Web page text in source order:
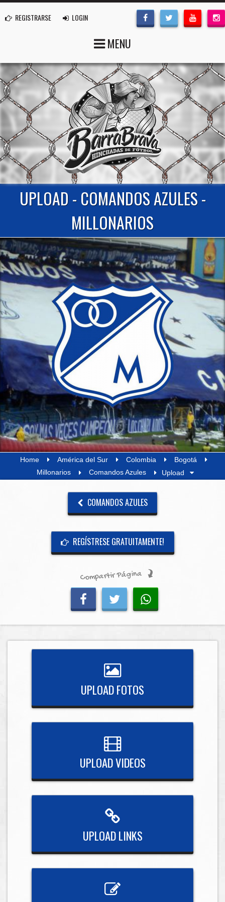
REGISTRARSE LOGIN
MENU
UPLOAD - COMANDOS AZULES -
MILLONARIOS
Home América del Sur Colombia
Bogotá
Millonarios
Comandos Azules Upload
COMANDOS AZULES
REGÍSTRESE GRATUITAMENTE!
Compartir Página
UPLOAD FOTOS
UPLOAD VIDEOS
UPLOAD LINKS